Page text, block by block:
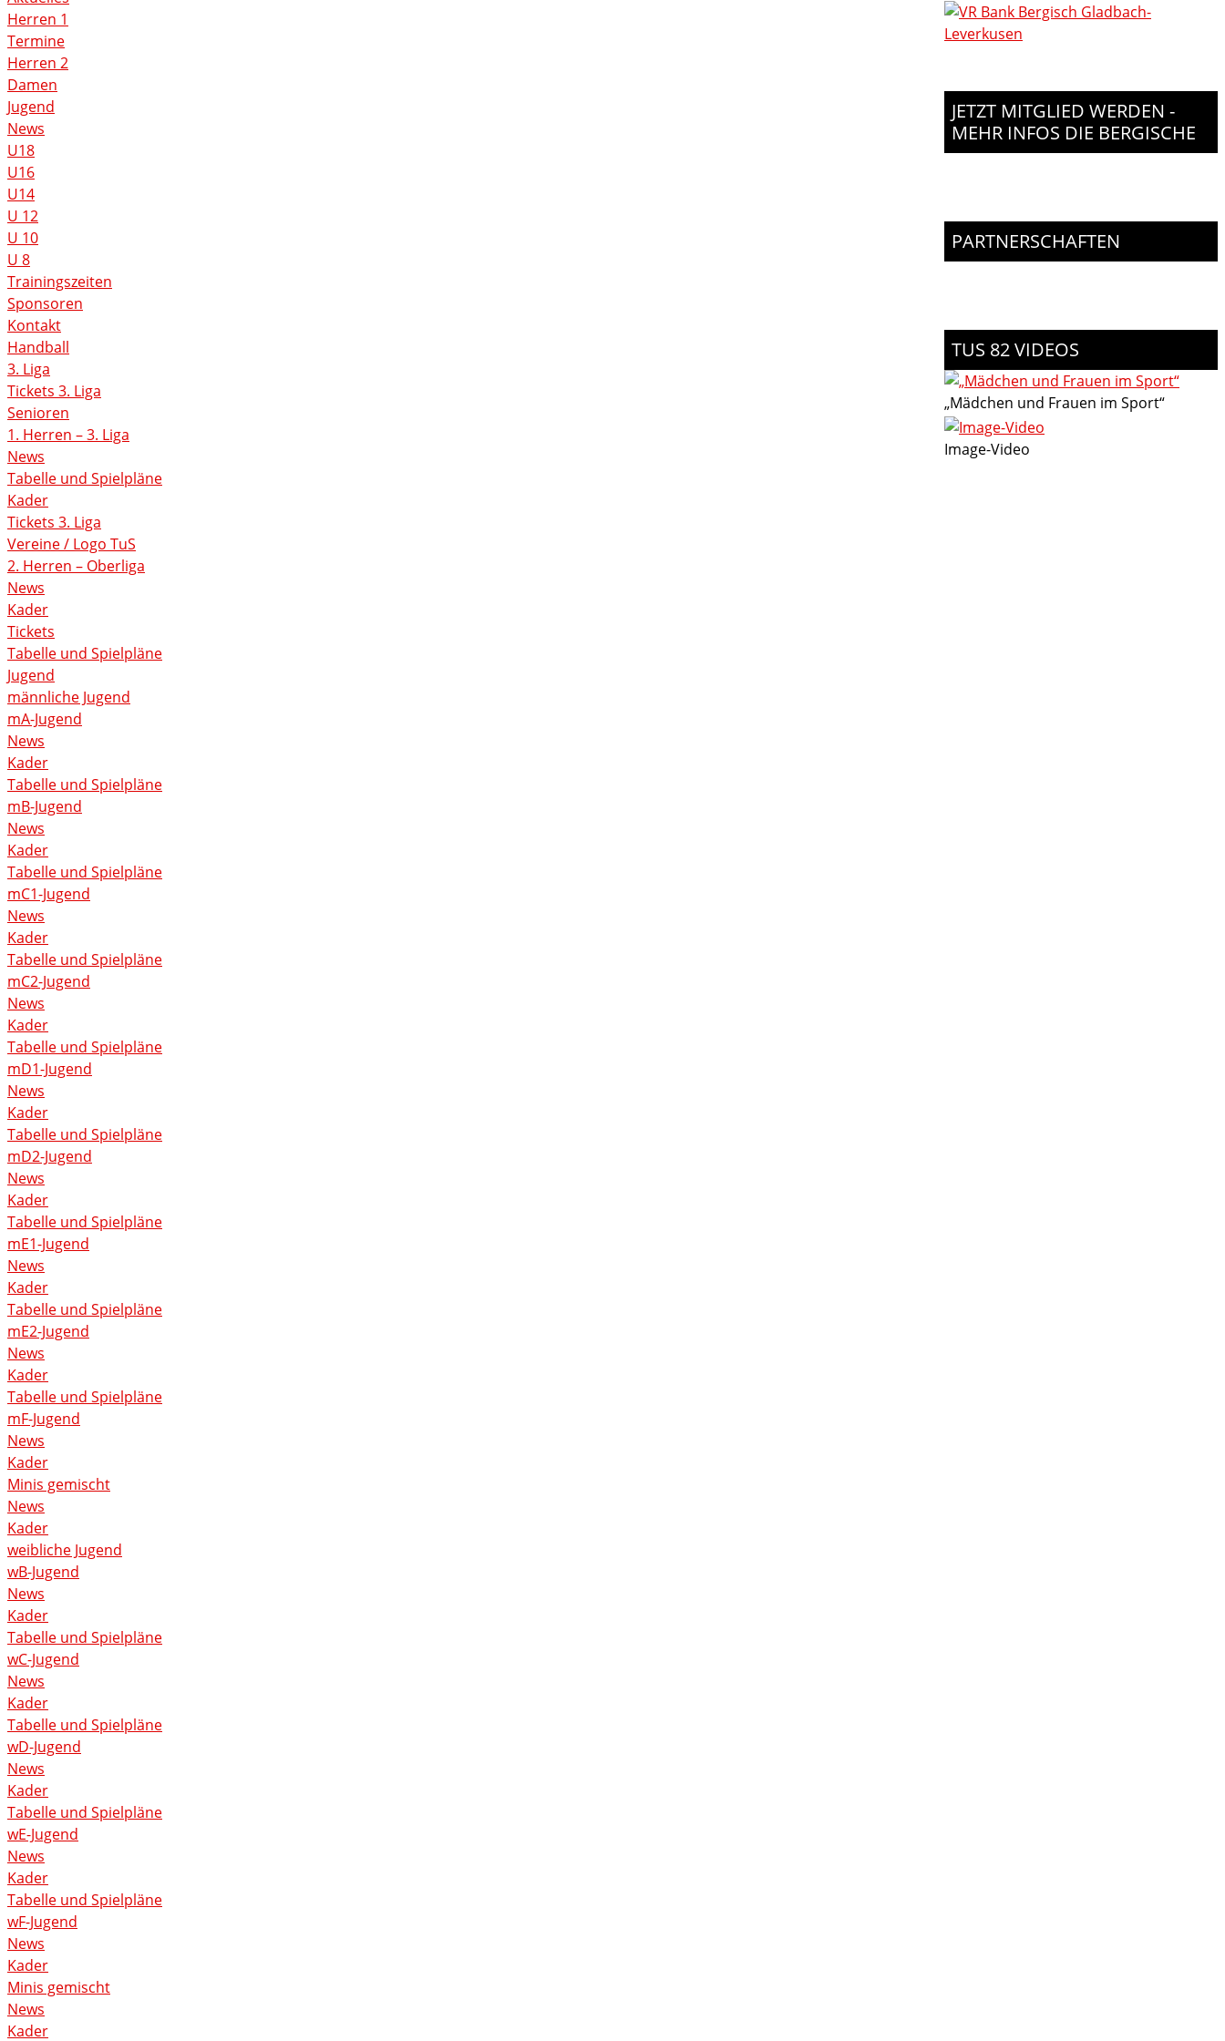
Herren 1
Termine
Herren 2
Damen
Jugend
News
U18
U16
U14
U 12
U 10
U 8
Trainingszeiten
Sponsoren
Kontakt
Handball
3. Liga
Tickets 3. Liga
Senioren
1. Herren – 3. Liga
News
Tabelle und Spielpläne
Kader
Tickets 3. Liga
Vereine / Logo TuS
2. Herren – Oberliga
News
Kader
Tickets
Tabelle und Spielpläne
Jugend
männliche Jugend
mA-Jugend
News
Kader
Tabelle und Spielpläne
mB-Jugend
News
Kader
Tabelle und Spielpläne
mC1-Jugend
News
Kader
Tabelle und Spielpläne
mC2-Jugend
News
Kader
Tabelle und Spielpläne
mD1-Jugend
News
Kader
Tabelle und Spielpläne
mD2-Jugend
News
Kader
Tabelle und Spielpläne
mE1-Jugend
News
Kader
Tabelle und Spielpläne
mE2-Jugend
News
Kader
Tabelle und Spielpläne
mF-Jugend
News
Kader
Minis gemischt
News
Kader
weibliche Jugend
wB-Jugend
News
Kader
Tabelle und Spielpläne
wC-Jugend
News
Kader
Tabelle und Spielpläne
wD-Jugend
News
Kader
Tabelle und Spielpläne
wE-Jugend
News
Kader
Tabelle und Spielpläne
wF-Jugend
News
Kader
Minis gemischt
News
Kader
JETZT MITGLIED WERDEN -
MEHR INFOS DIE BERGISCHE
PARTNERSCHAFTEN
TUS 82 VIDEOS
„Mädchen und Frauen im Sport“
Image-Video